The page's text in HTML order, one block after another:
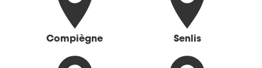
Compiègne Senlis